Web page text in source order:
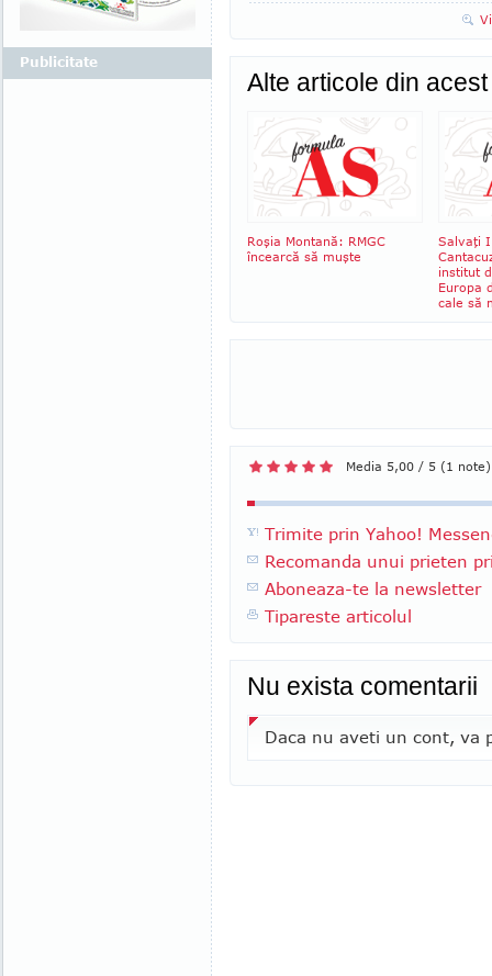
Alte articole din
Roşia Montană: RMGC
încearcă să muşte
Salvaţi
institut
Europa
cale să
Media 5,00 / 5 (1 note)
Trimite prin Yahoo!
Recomanda unui prieten
Aboneaza-te la newsletter
Tipareste articolul
Nu exista comentarii
Daca nu aveti un cont, va
Publicitate